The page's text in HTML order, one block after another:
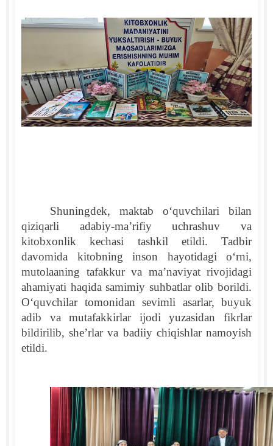
Shuningdek, maktab o‘quvchilari bilan
qiziqarli adabiy-ma’rifiy uchrashuv va
kitobxonlik kechasi tashkil etildi. Tadbir
davomida kitobning inson hayotidagi o‘rni,
mutolaaning tafakkur va ma’naviyat rivojidagi
ahamiyati haqida samimiy suhbatlar olib borildi.
O‘quvchilar tomonidan sevimli asarlar, buyuk
adib va mutafakkirlar ijodi yuzasidan fikrlar
bildirilib, she’rlar va badiiy chiqishlar namoyish
etildi.